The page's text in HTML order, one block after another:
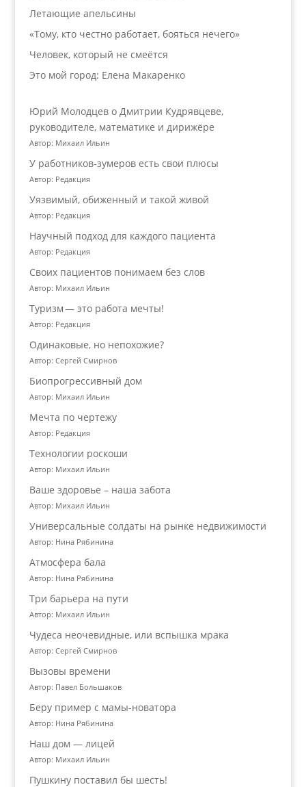
Летающие апельсины
«Тому, кто честно работает, бояться нечего»
Человек, который не смеётся
Это мой город: Елена Макаренко
Юрий Молодцев о Дмитрии Кудрявцеве,
руководителе, математике и дирижёре
Автор: Михаил Ильин
У работников‑зумеров есть свои плюсы
Автор: Редакция
Уязвимый, обиженный и такой живой
Автор: Редакция
Научный подход для каждого пациента
Автор: Редакция
Своих пациентов понимаем без слов
Автор: Михаил Ильин
Туризм — это работа мечты!
Автор: Редакция
Одинаковые, но непохожие?
Автор: Сергей Смирнов
Биопрогрессивный дом
Автор: Михаил Ильин
Мечта по чертежу
Автор: Редакция
Технологии роскоши
Автор: Михаил Ильин
Ваше здоровье – наша забота
Автор: Михаил Ильин
Универсальные солдаты на рынке недвижимости
Автор: Нина Рябинина
Атмосфера бала
Автор: Нина Рябинина
Три барьера на пути
Автор: Михаил Ильин
Чудеса неочевидные, или вспышка мрака
Автор: Сергей Смирнов
Вызовы времени
Автор: Павел Большаков
Беру пример с мамы-новатора
Автор: Нина Рябинина
Наш дом — лицей
Автор: Михаил Ильин
Пушкину поставил бы шесть!